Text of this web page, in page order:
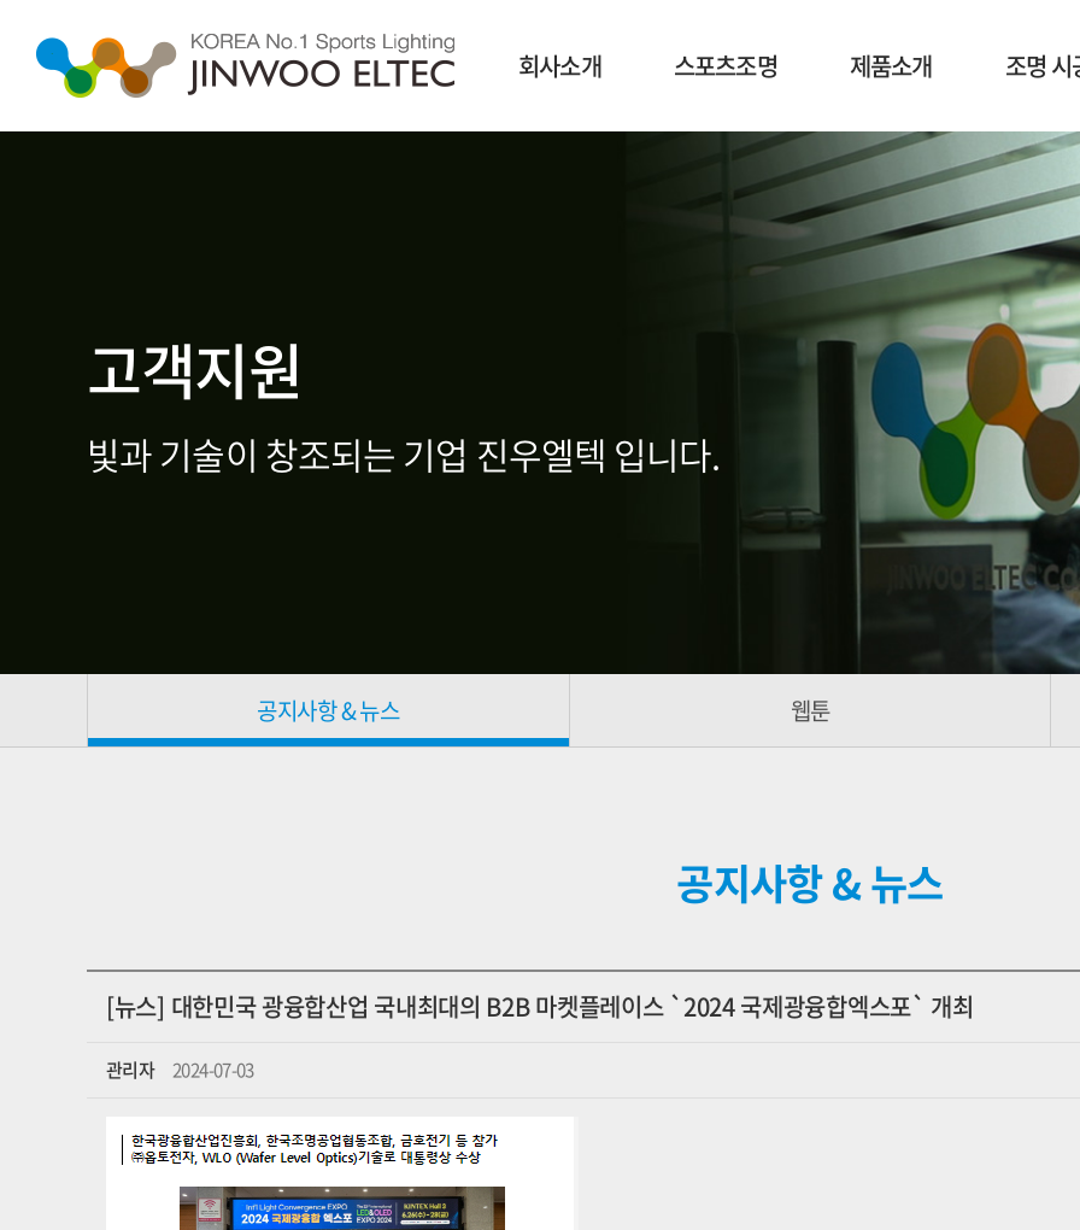
회사소개 스포츠조명 제품소개 조명 시
고객지원
빛과 기술이 창조되는 기업 진우엘텍 입니다.
공지사항 & 뉴스 웹툰
공지사항 & 뉴스
[뉴스] 대한민국 광융합산업 국내최대의 B2B 마켓플레이스 `2024 국제광융합엑스포` 개최
관리자 2024-07-03